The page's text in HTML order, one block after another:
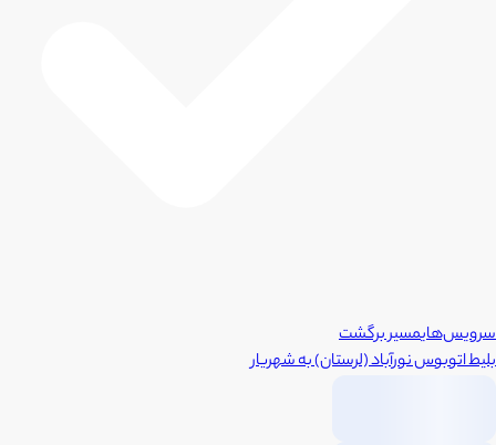
سرویس‌هایمسیر برگشت
بلیط اتوبوسنورآباد (لرستان)بهشهریار